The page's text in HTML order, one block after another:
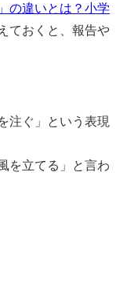
の違いとは？小学
ておくと、報告や
注ぐ」という表現
を立てる」と言わ